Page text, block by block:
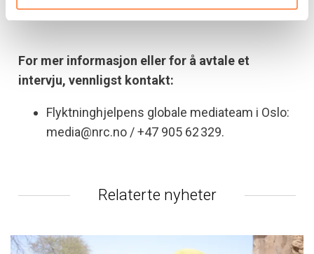
For mer informasjon eller for å avtale et
intervju, vennligst kontakt:
Flyktninghjelpens globale mediateam i Oslo:
media@nrc.no / +47 905 62 329.
Relaterte nyheter